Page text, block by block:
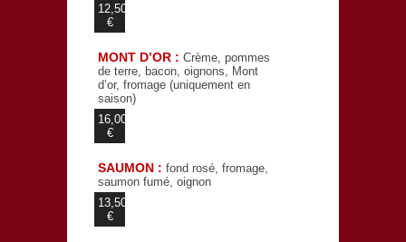
12,50
€
MONT D’OR : Crème, pommes
de terre, bacon, oignons, Mont
d’or, fromage (uniquement en
saison)
16,00
€
SAUMON : fond rosé, fromage,
saumon fumé, oignon
13,50
€